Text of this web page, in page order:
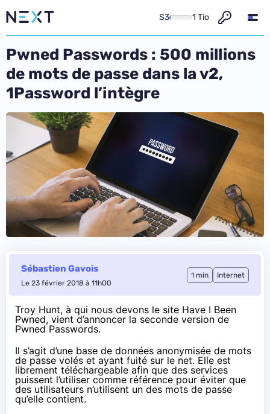
S3 1 Tio
Pwned Passwords : 500 millions
de mots de passe dans la v2,
1Password l’intègre
Sébastien Gavois
Le 23 février 2018 à 11h00
1 min Internet
Troy Hunt, à qui nous devons le site Have I Been
Pwned, vient d’annoncer la seconde version de
Pwned Passwords.
Il s’agit d’une base de données anonymisée de mots
de passe volés et ayant fuité sur le net. Elle est
librement téléchargeable afin que des services
puissent l’utiliser comme référence pour éviter que
des utilisateurs n’utilisent un des mots de passe
qu’elle contient.